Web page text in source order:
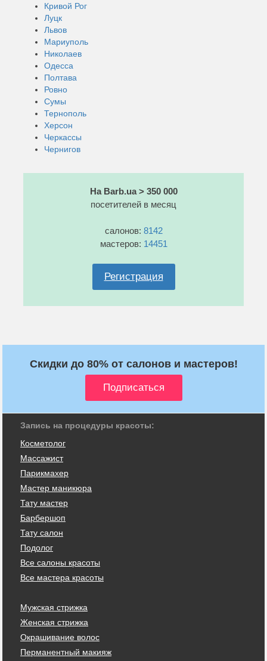
Кривой Рог
Луцк
Львов
Мариуполь
Николаев
Одесса
Полтава
Ровно
Сумы
Тернополь
Херсон
Черкассы
Чернигов
На Barb.ua > 350 000
посетителей в месяц
салонов: 8142
мастеров: 14451
Регистрация
Скидки до 80% от салонов и мастеров!
Запись на процедуры красоты:
Косметолог
Массажист
Парикмахер
Мастер маникюра
Тату мастер
Барбершоп
Тату салон
Подолог
Все салоны красоты
Все мастера красоты
Мужская стрижка
Женская стрижка
Окрашивание волос
Перманентный макияж